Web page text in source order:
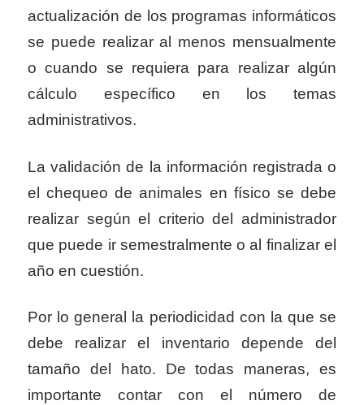
actualización de los programas informáticos
se puede realizar al menos mensualmente
o cuando se requiera para realizar algún
cálculo específico en los temas
administrativos.
La validación de la información registrada o
el chequeo de animales en físico se debe
realizar según el criterio del administrador
que puede ir semestralmente o al finalizar el
año en cuestión.
Por lo general la periodicidad con la que se
debe realizar el inventario depende del
tamaño del hato. De todas maneras, es
importante contar con el número de